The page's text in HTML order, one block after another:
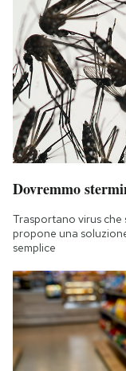
Dovremmo
Trasportano virus che
propone una
semplice